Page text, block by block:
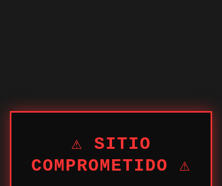
⚠ SITIO
COMPROMETIDO ⚠